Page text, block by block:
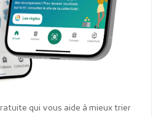
qui vous aide à mieux trier